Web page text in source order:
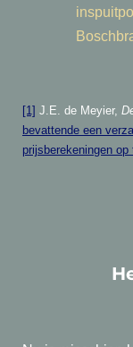
[1] J.E. de Meyier,
bevattende een
prijsberekeningen